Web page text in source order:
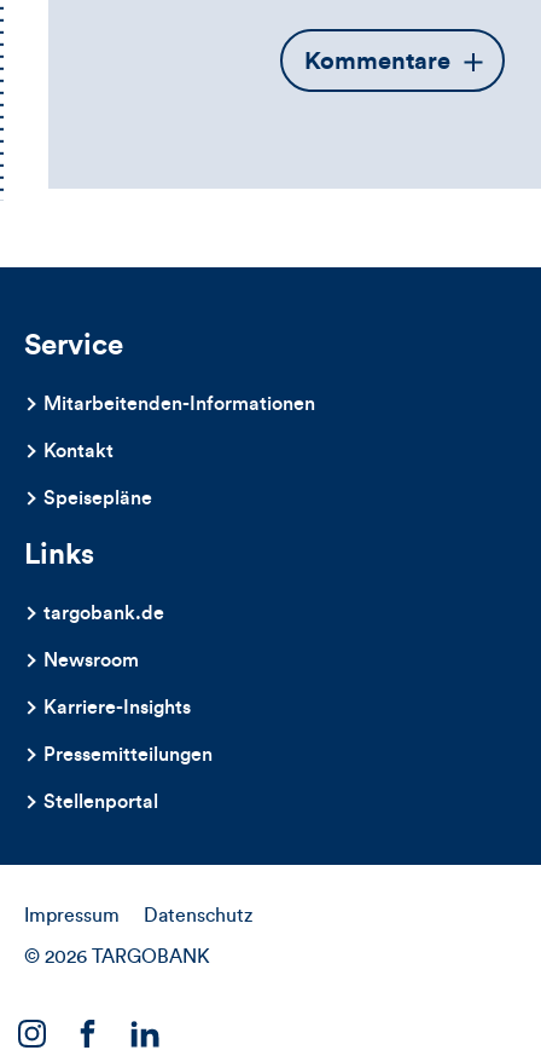
Öffnet
die
Kommentare
Service
Mitarbeitenden-Informationen
Kontakt
Speisepläne
Links
targobank.de
Newsroom
Karriere-Insights
Pressemitteilungen
Stellenportal
Impressum Datenschutz
© 2026 TARGOBANK